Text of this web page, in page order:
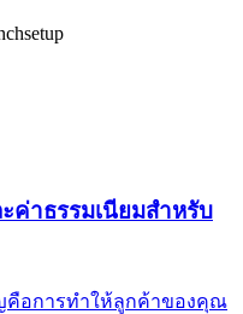
setup
ค่าธรรมเนียมสำหรับ
คือการทำให้ลูกค้าของคุณ